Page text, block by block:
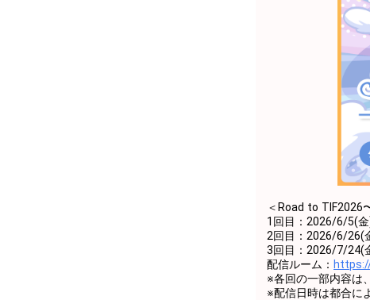
＜Road to TIF2026
1回目：2026/6/5(
2回目：2026/6/26(
3回目：2026/7/24(
配信ルーム：
※各回の一部内容は、
※配信日時は都合に